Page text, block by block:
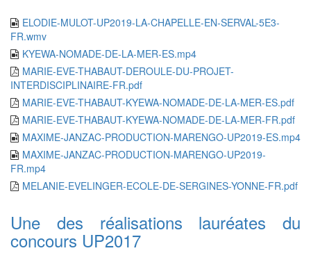
ELODIE-MULOT-UP2019-LA-CHAPELLE-EN-SERVAL-5E3-
FR.wmv
KYEWA-NOMADE-DE-LA-MER-ES.mp4
MARIE-EVE-THABAUT-DEROULE-DU-PROJET-
INTERDISCIPLINAIRE-FR.pdf
MARIE-EVE-THABAUT-KYEWA-NOMADE-DE-LA-MER-ES.pdf
MARIE-EVE-THABAUT-KYEWA-NOMADE-DE-LA-MER-FR.pdf
MAXIME-JANZAC-PRODUCTION-MARENGO-UP2019-ES.mp4
MAXIME-JANZAC-PRODUCTION-MARENGO-UP2019-
FR.mp4
MELANIE-EVELINGER-ECOLE-DE-SERGINES-YONNE-FR.pdf
Une des réalisations lauréates du
concours UP2017